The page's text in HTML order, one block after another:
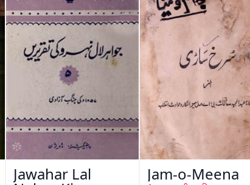
Jawahar Lal Jam-o-Meena